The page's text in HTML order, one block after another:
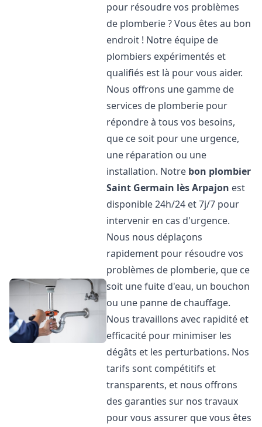
pour résoudre vos problèmes
de plomberie ? Vous êtes au bon
endroit ! Notre équipe de
plombiers expérimentés et
qualifiés est là pour vous aider.
Nous offrons une gamme de
services de plomberie pour
répondre à tous vos besoins,
que ce soit pour une urgence,
une réparation ou une
installation. Notre bon plombier
Saint Germain lès Arpajon est
disponible 24h/24 et 7j/7 pour
intervenir en cas d'urgence.
Nous nous déplaçons
rapidement pour résoudre vos
problèmes de plomberie, que ce
soit une fuite d'eau, un bouchon
ou une panne de chauffage.
Nous travaillons avec rapidité et
efficacité pour minimiser les
dégâts et les perturbations. Nos
tarifs sont compétitifs et
transparents, et nous offrons
des garanties sur nos travaux
pour vous assurer que vous êtes